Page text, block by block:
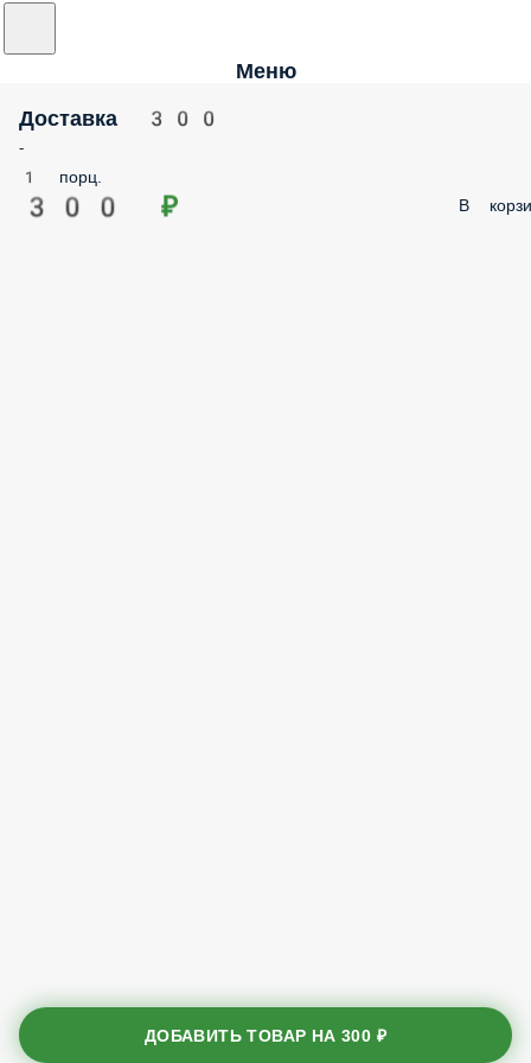
Меню
Доставка 300
-
1 порц.
300 ₽ В
ДОБАВИТЬ ТОВАР НА300 ₽